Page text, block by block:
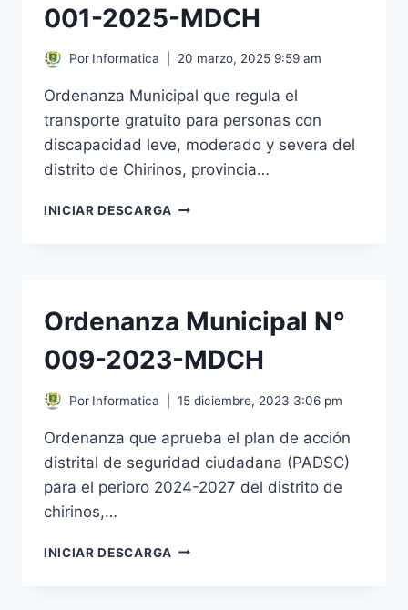
001-2025-MDCH
Por Informatica 20 marzo, 2025 9:59 am
Ordenanza Municipal que regula el
transporte gratuito para personas con
discapacidad leve, moderado y severa del
distrito de Chirinos, provincia…
INICIAR DESCARGA ORDENANZA
Ordenanza Municipal N°
009-2023-MDCH
Por Informatica 15 diciembre, 2023 3:06 pm
Ordenanza que aprueba el plan de acción
distrital de seguridad ciudadana (PADSC)
para el perioro 2024-2027 del distrito de
chirinos,…
INICIAR DESCARGA ORDENANZA